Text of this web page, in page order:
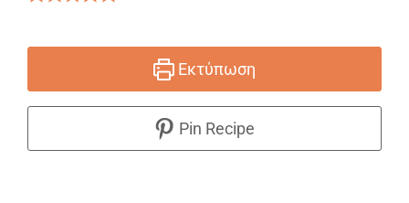
Εκτύπωση
Pin Recipe